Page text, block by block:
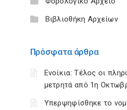
Βιβλιοθήκη Αρχείων
Πρόσφατα άρθρα
Ενοίκια: Τέλος οι
μετρητά από 1η
Υπερψηφίσθηκε το